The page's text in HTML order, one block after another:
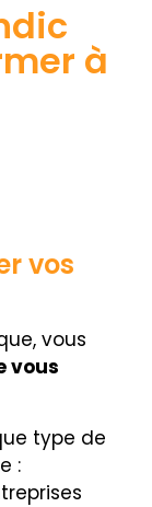
à
vos
vous
vous
type de
: